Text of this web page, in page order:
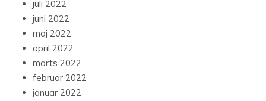
juli 2022
juni 2022
maj 2022
april 2022
marts 2022
februar 2022
januar 2022